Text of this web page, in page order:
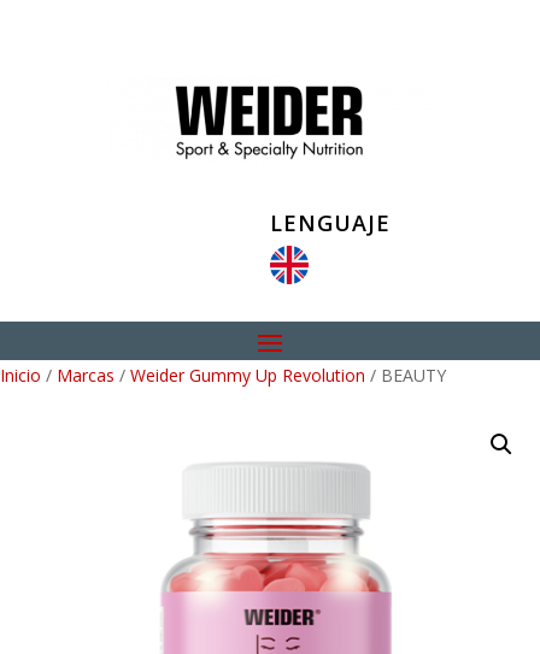
LENGUAJE
Inicio / Marcas / Weider Gummy Up Revolution / BEAUTY